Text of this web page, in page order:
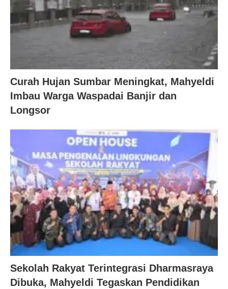
Curah Hujan Sumbar Meningkat, Mahyeldi
Imbau Warga Waspadai Banjir dan
Longsor
Sekolah Rakyat Terintegrasi Dharmasraya
Dibuka, Mahyeldi Tegaskan Pendidikan